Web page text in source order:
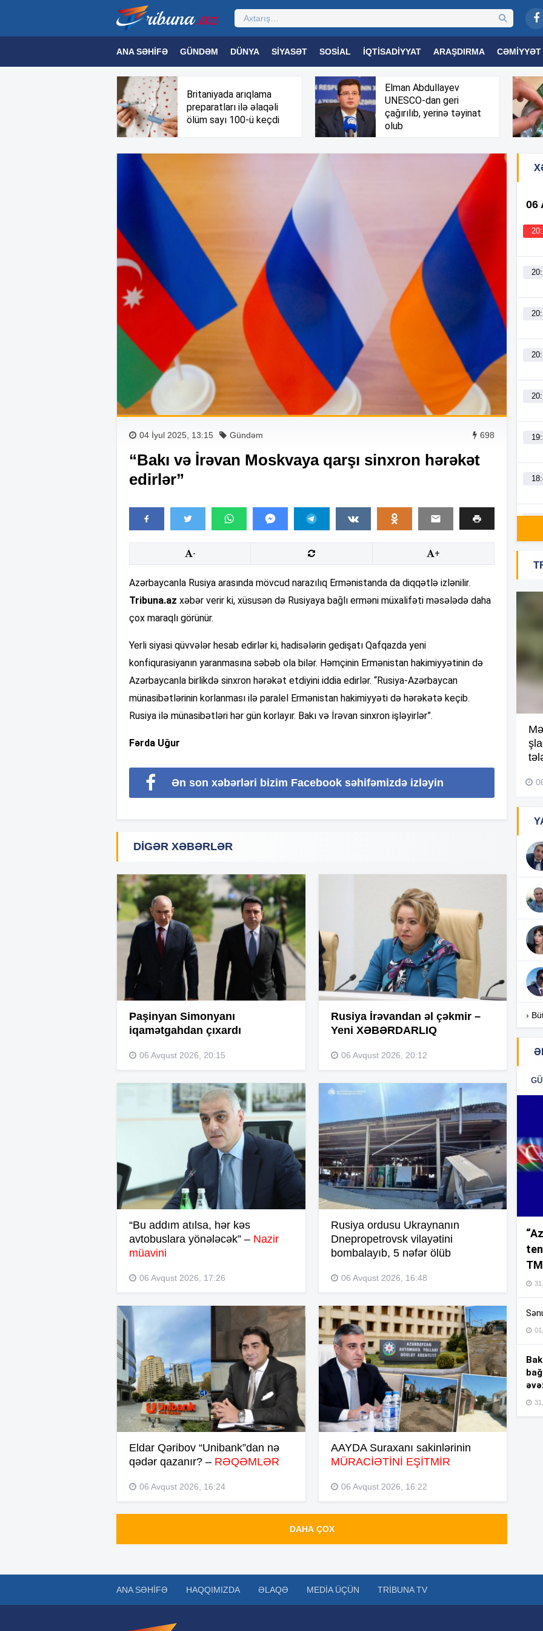
ANA SƏHIFƏ GÜNDƏM DÜNYA SIYASƏT SOSIAL İQTISADIYYAT ARAŞDIRMA CƏMIYYƏT
MƏDƏNIYYƏT TƏHSIL SAĞLAMLIQ MARAQLI TRIBUNA TV
Britaniyada arıqlama
preparatları ilə əlaqəli
ölüm sayı 100-ü keçdi
Elman Abdullayev
UNESCO-dan geri
çağırılıb, yerinə təyinat
olub
04 İyul 2025, 13:15 Gündəm 698
“Bakı və İrəvan Moskvaya qarşı sinxron hərəkət
edirlər”
- +
Azərbaycanla Rusiya arasında mövcud narazılıq Ermənistanda da diqqətlə izlənilir.
Tribuna.az xəbər verir ki, xüsusən də Rusiyaya bağlı erməni müxalifəti məsələdə daha
çox maraqlı görünür.
Yerli siyasi qüvvələr hesab edirlər ki, hadisələrin gedişatı Qafqazda yeni
konfiqurasiyanın yaranmasına səbəb ola bilər. Həmçinin Ermənistan hakimiyyətinin də
Azərbaycanla birlikdə sinxron hərəkət etdiyini iddia edirlər. “Rusiya-Azərbaycan
münasibətlərinin korlanması ilə paralel Ermənistan hakimiyyəti də hərəkətə keçib.
Rusiya ilə münasibətləri hər gün korlayır. Bakı və İrəvan sinxron işləyirlər”.
Fərda Uğur
Ən son xəbərləri bizim Facebook səhifəmizdə izləyin
DIGƏR XƏBƏRLƏR
Paşinyan Simonyanı
iqamətgahdan çıxardı
06 Avqust 2026, 20:15
Rusiya İrəvandan əl çəkmir –
Yeni XƏBƏRDARLIQ
06 Avqust 2026, 20:12
“Bu addım atılsa, hər kəs
avtobuslara yönələcək” – Nazir
müavini
06 Avqust 2026, 17:26
Rusiya ordusu Ukraynanın
Dnepropetrovsk vilayətini
bombalayıb, 5 nəfər ölüb
06 Avqust 2026, 16:48
Eldar Qəribov “Unibank”dan nə
qədər qazanır? – RƏQƏMLƏR
06 Avqust 2026, 16:24
AAYDA Suraxanı sakinlərinin
MÜRACİƏTİNİ EŞİTMİR
06 Avqust 2026, 16:22
DAHA ÇOX
06
29 İyul 2026, 16:21
›
ANA SƏHIFƏ HAQQIMIZDA ƏLAQƏ MEDIA ÜÇÜN TRIBUNA TV